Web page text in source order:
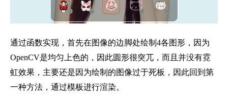
通过函数实现，首先在图像的边脚处绘制4各图形，因为
OpenCV是均匀上色的，因此圆形很突兀，而且并没有霓
虹效果，主要还是因为绘制的图像过于死板，因此回到第
一种方法，通过模板进行渲染。